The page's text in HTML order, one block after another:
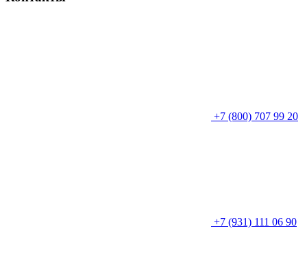
+7 (800) 707 99 20
+7 (931) 111 06 90